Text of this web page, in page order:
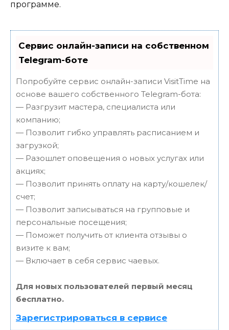
программе.
Сервис онлайн-записи на собственном
Telegram-боте
Попробуйте сервис онлайн-записи VisitTime на
основе вашего собственного Telegram-бота:
— Разгрузит мастера, специалиста или
компанию;
— Позволит гибко управлять расписанием и
загрузкой;
— Разошлет оповещения о новых услугах или
акциях;
— Позволит принять оплату на карту/кошелек/
счет;
— Позволит записываться на групповые и
персональные посещения;
— Поможет получить от клиента отзывы о
визите к вам;
— Включает в себя сервис чаевых.
Для новых пользователей первый месяц
бесплатно.
Зарегистрироваться в сервисе